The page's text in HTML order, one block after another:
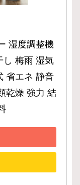
湿度調整機
し 梅雨 湿気
省エネ 静音
乾燥 強力 結